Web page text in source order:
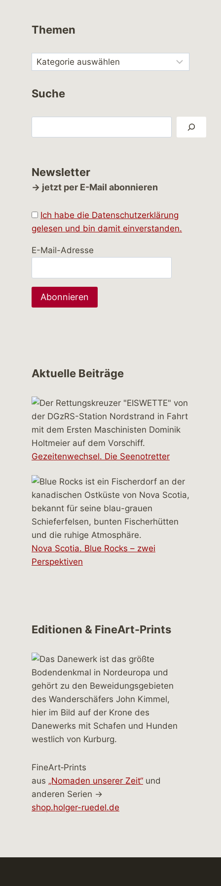
Themen
Suche
Newsletter
→ jetzt per E-Mail abonnieren
Ich habe die Datenschutzerklärung
gelesen und bin damit einverstanden.
E-Mail-Adresse
Aktuelle Beiträge
Gezeitenwechsel. Die Seenotretter
Nova Scotia. Blue Rocks – zwei
Perspektiven
Editionen & FineArt-Prints
FineArt‑Prints
aus „Nomaden unserer Zeit“ und
anderen Serien →
shop.holger-ruedel.de